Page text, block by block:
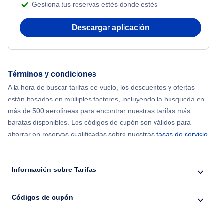
Flights from Delhi to Nueva York
Flights from Nueva York to Lisboa
Flights from Nueva York to Barcelona
Gestiona tus reservas estés donde estés
Descargar aplicación
Términos y condiciones
A la hora de buscar tarifas de vuelo, los descuentos y ofertas
están basados en múltiples factores, incluyendo la búsqueda en
más de 500 aerolíneas para encontrar nuestras tarifas más
baratas disponibles. Los códigos de cupón son válidos para
ahorrar en reservas cualificadas sobre nuestras tasas de servicio
.
Información sobre Tarifas
Códigos de cupón